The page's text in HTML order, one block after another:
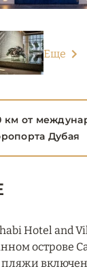
& Villas
Al Beri
Dhabi, Grand
Island Resort
Al Beri, Abu
Еще
км от
Дубая
Hotel and
острове
пляжи